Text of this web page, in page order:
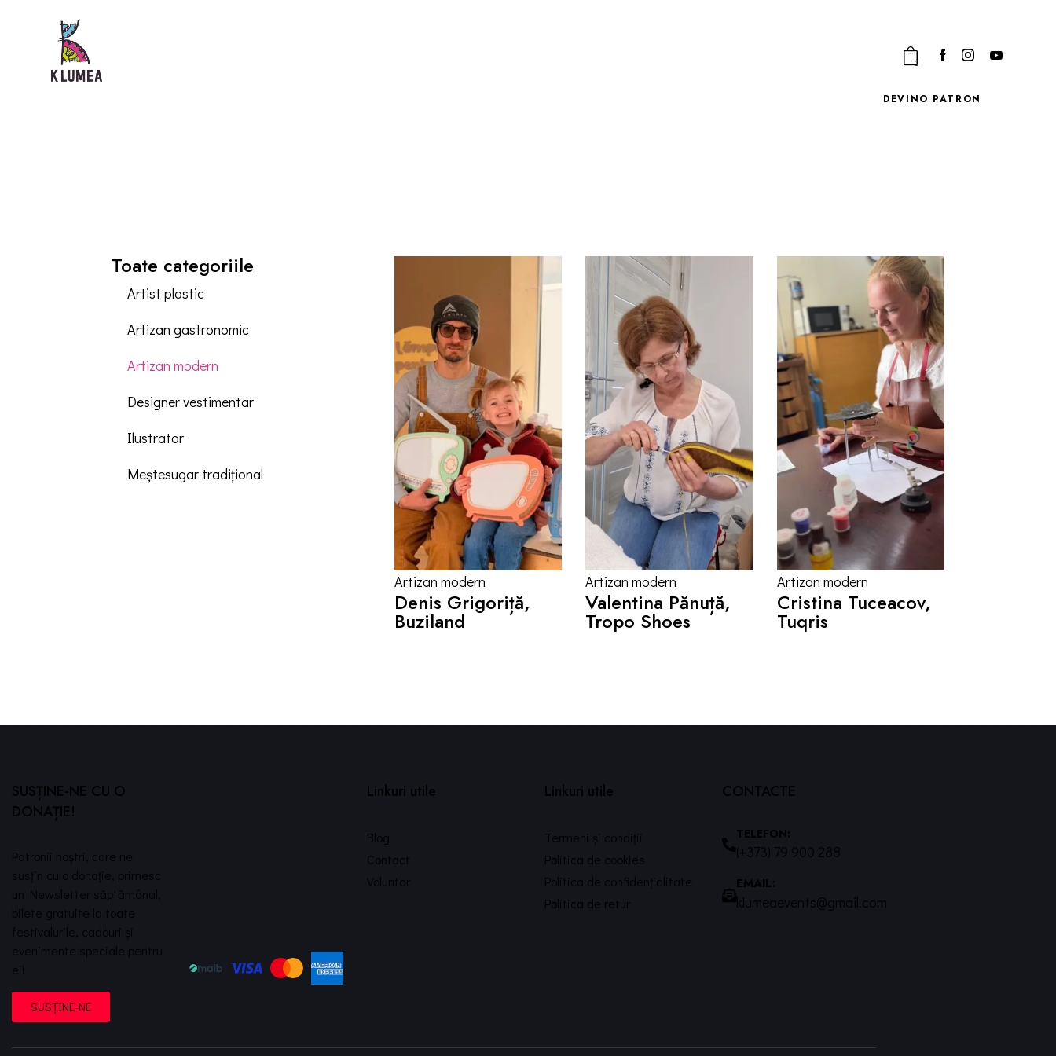
0
DEVINO PATRON
Toate categoriile
Artist plastic
Artizan gastronomic
Artizan modern
Designer vestimentar
Ilustrator
Meștesugar tradițional
Artizan modern
Denis Grigoriță,
Buziland
Artizan modern
Valentina Pănuță,
Tropo Shoes
Artizan modern
Cristina Tuceacov,
Tuqris
SUSȚINE-NE CU O
DONAȚIE!
Patronii noștri, care ne
susțin cu o donație, primesc
un Newsletter săptămânal,
bilete gratuite la toate
festivalurile, cadouri și
evenimente speciale pentru
ei!
SUSȚINE-NE
Linkuri utile
Blog
Contact
Voluntar
Linkuri utile
Termeni și condiții
Politica de cookies
Politica de confidențialitate
Politica de retur
CONTACTE
TELEFON:
(+373) 79 900 288
EMAIL:
klumeaevents@gmail.com